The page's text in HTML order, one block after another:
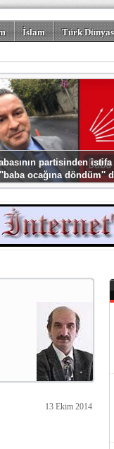
İslam Türk
partisinden
''baba ocağına döndüm''
13 Ekim 2014